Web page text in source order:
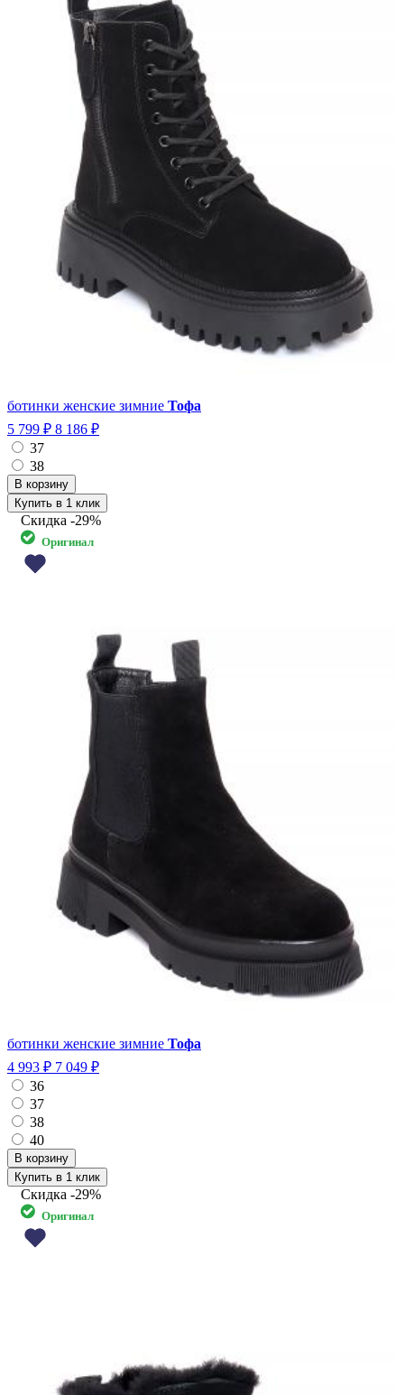
ботинки женские зимние Тофа
5 799 ₽ 8 186 ₽
37
38
Купить в 1 клик
Скидка -29%
Оригинал
ботинки женские зимние Тофа
4 993 ₽ 7 049 ₽
36
37
38
40
Купить в 1 клик
Скидка -29%
Оригинал